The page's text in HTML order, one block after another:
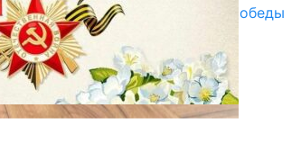
Награды в преддверии Дня Победы
29.04.2025